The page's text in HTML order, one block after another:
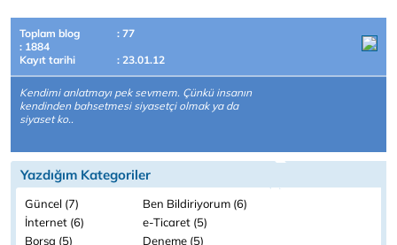
Toplam blog
: 77
: 1884
Kayıt tarihi
: 23.01.12
Kendimi anlatmayı pek sevmem. Çünkü insanın
kendinden bahsetmesi siyasetçi olmak ya da
siyaset ko..
Yazdığım Kategoriler
Güncel (7)
Ben Bildiriyorum (6)
İnternet (6)
e-Ticaret (5)
Borsa (5)
Deneme (5)